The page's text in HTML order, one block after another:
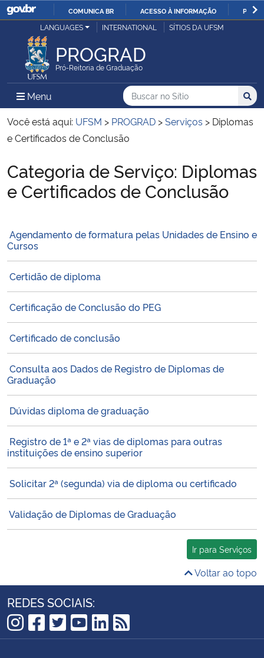
IR
O
COMUNICA BR ACESSO À INFORMAÇÃO
Ministério da Justiça e Segurança Pública
Ministério da Defesa
Ministério das Relações Exteriores
Ministério da Infraestrutura
Ministério da Educação
Ministério da Cidadania
Ministério da Saúde
Ministério de Minas e Energia
Ministério da Ciência, Tecnologia, Inovações e Comunicações
Secretaria de Governo
Gabinete de Segurança Institucional
LANGUAGES INTERNATIONAL SÍTIOS DA UFSM
PROGRAD
Pró-Reitoria de Graduação
Menu Menu Principal do Sítio
Busca
Buscar no no Sítio
Busca:
Você está aqui: UFSM > PROGRAD >Serviços > Diplomas
e Certificados de Conclusão
Início do conteúdo
Categoria de Serviço: Diplomas
e Certificados de Conclusão
Agendamento de formatura pelas Unidades de Ensino e
Cursos
Certidão de diploma
Certificação de Conclusão do PEG
Certificado de conclusão
Consulta aos Dados de Registro de Diplomas de
Graduação
Dúvidas diploma de graduação
Registro de 1ª e 2ª vias de diplomas para outras
instituições de ensino superior
Solicitar 2ª (segunda) via de diploma ou certificado
Validação de Diplomas de Graduação
Ir para Serviços
Voltar ao topo
REDES SOCIAIS:
Instagram
Facebook
Twitter
YouTube
LinkedIn
RSS